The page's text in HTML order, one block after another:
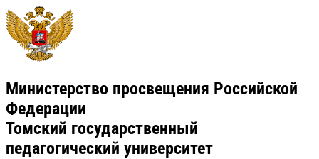
Министерство просвещения Российской
Федерации
Томский государственный
педагогический университет